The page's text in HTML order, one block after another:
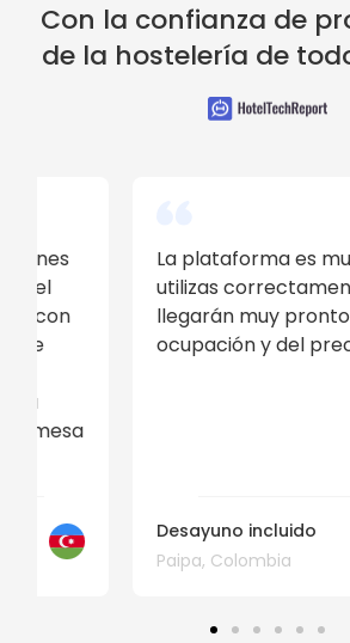
Con la confianza de
de la hostelería de
La plataforma es muy fácil de
utilizas correctamente, los
llegarán muy pronto con un
ocupación y del precio.
Desayuno incluido
Paipa, Colombia